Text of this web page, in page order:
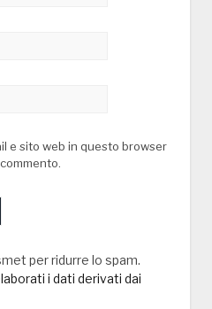
e sito web in questo browser
per ridurre lo spam.
i dati derivati dai